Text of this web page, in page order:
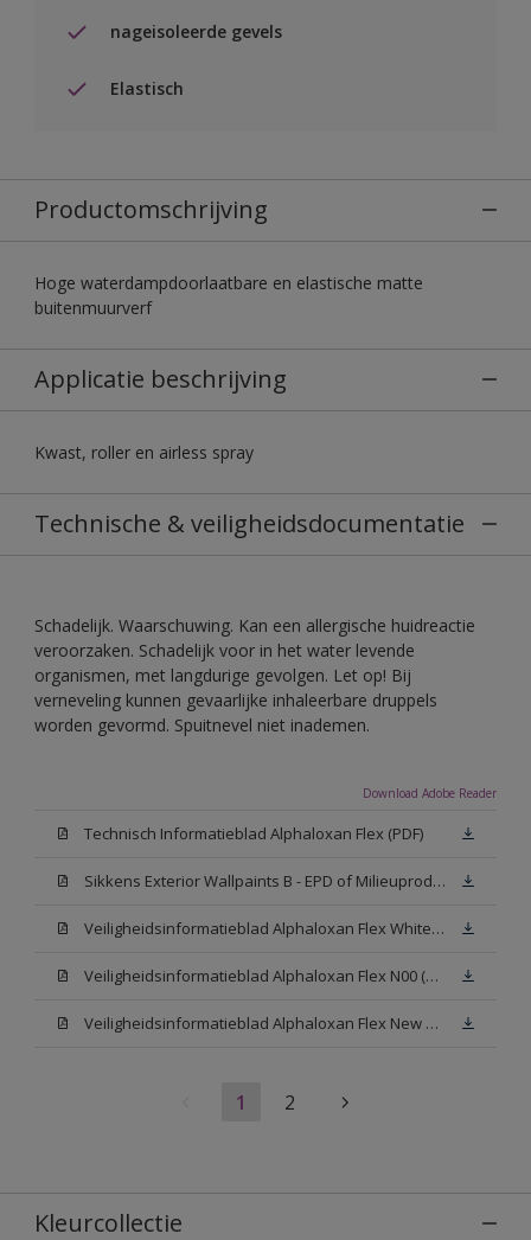
nageisoleerde gevels
Elastisch
Productomschrijving
Hoge waterdampdoorlaatbare en elastische matte
buitenmuurverf
Applicatie beschrijving
Kwast, roller en airless spray
Technische & veiligheidsdocumentatie
Schadelijk. Waarschuwing. Kan een allergische huidreactie
veroorzaken. Schadelijk voor in het water levende
organismen, met langdurige gevolgen. Let op! Bij
verneveling kunnen gevaarlijke inhaleerbare druppels
worden gevormd. Spuitnevel niet inademen.
Download Adobe Reader
Technisch Informatieblad Alphaloxan Flex (PDF)
Sikkens Exterior Wallpaints B - EPD of Milieuproductverklaring
Veiligheidsinformatieblad Alphaloxan Flex White W05 (MSDS)
Veiligheidsinformatieblad Alphaloxan Flex N00 (MSDS)
Veiligheidsinformatieblad Alphaloxan Flex New N00 (MSDS)
1 2
Kleurcollectie